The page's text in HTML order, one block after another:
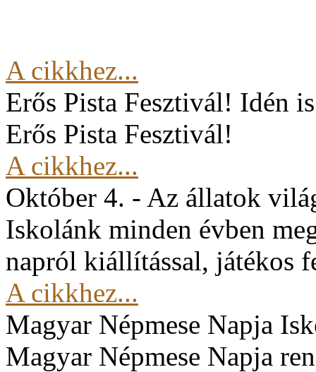
A cikkhez...
Erős Pista Fesztivál! Idén
Erős Pista Fesztivál!
A cikkhez...
Október 4. - Az állatok
Iskolánk minden évben
napról kiállítással, játékos
A cikkhez...
Magyar Népmese Napja
Magyar Népmese Napja